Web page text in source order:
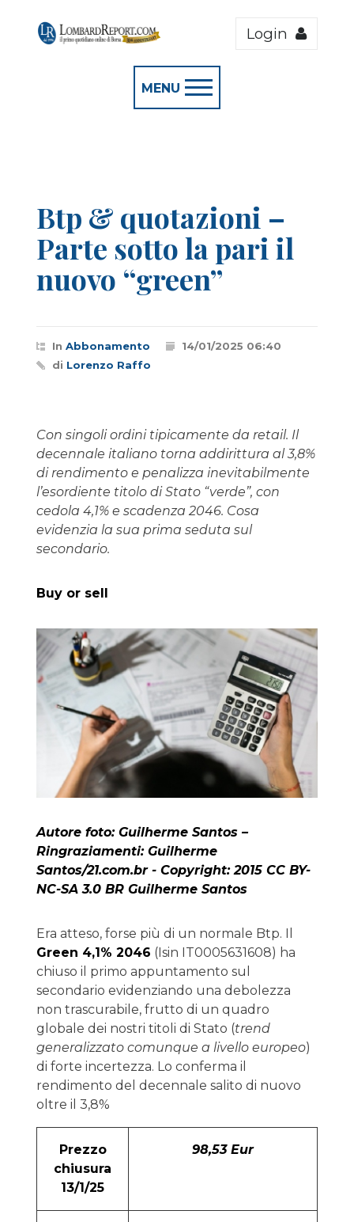
Login
MENU
Btp & quotazioni –
Parte sotto la pari il
nuovo “green”
In Abbonamento
14/01/2025 06:40
di Lorenzo Raffo
Con singoli ordini tipicamente da retail. Il
decennale italiano torna addirittura al 3,8%
di rendimento e penalizza inevitabilmente
l’esordiente titolo di Stato “verde”, con
cedola 4,1% e scadenza 2046. Cosa
evidenzia la sua prima seduta sul
secondario.
Buy or sell
Autore foto: Guilherme Santos –
Ringraziamenti: Guilherme
Santos/21.com.br - Copyright: 2015 CC BY-
NC-SA 3.0 BR Guilherme Santos
Era atteso, forse più di un normale Btp. Il
Green 4,1% 2046 (Isin IT0005631608) ha
chiuso il primo appuntamento sul
secondario evidenziando una debolezza
non trascurabile, frutto di un quadro
globale dei nostri titoli di Stato (trend
generalizzato comunque a livello europeo)
di forte incertezza. Lo conferma il
rendimento del decennale salito di nuovo
oltre il 3,8%
Prezzo
chiusura
13/1/25
98,53 Eur